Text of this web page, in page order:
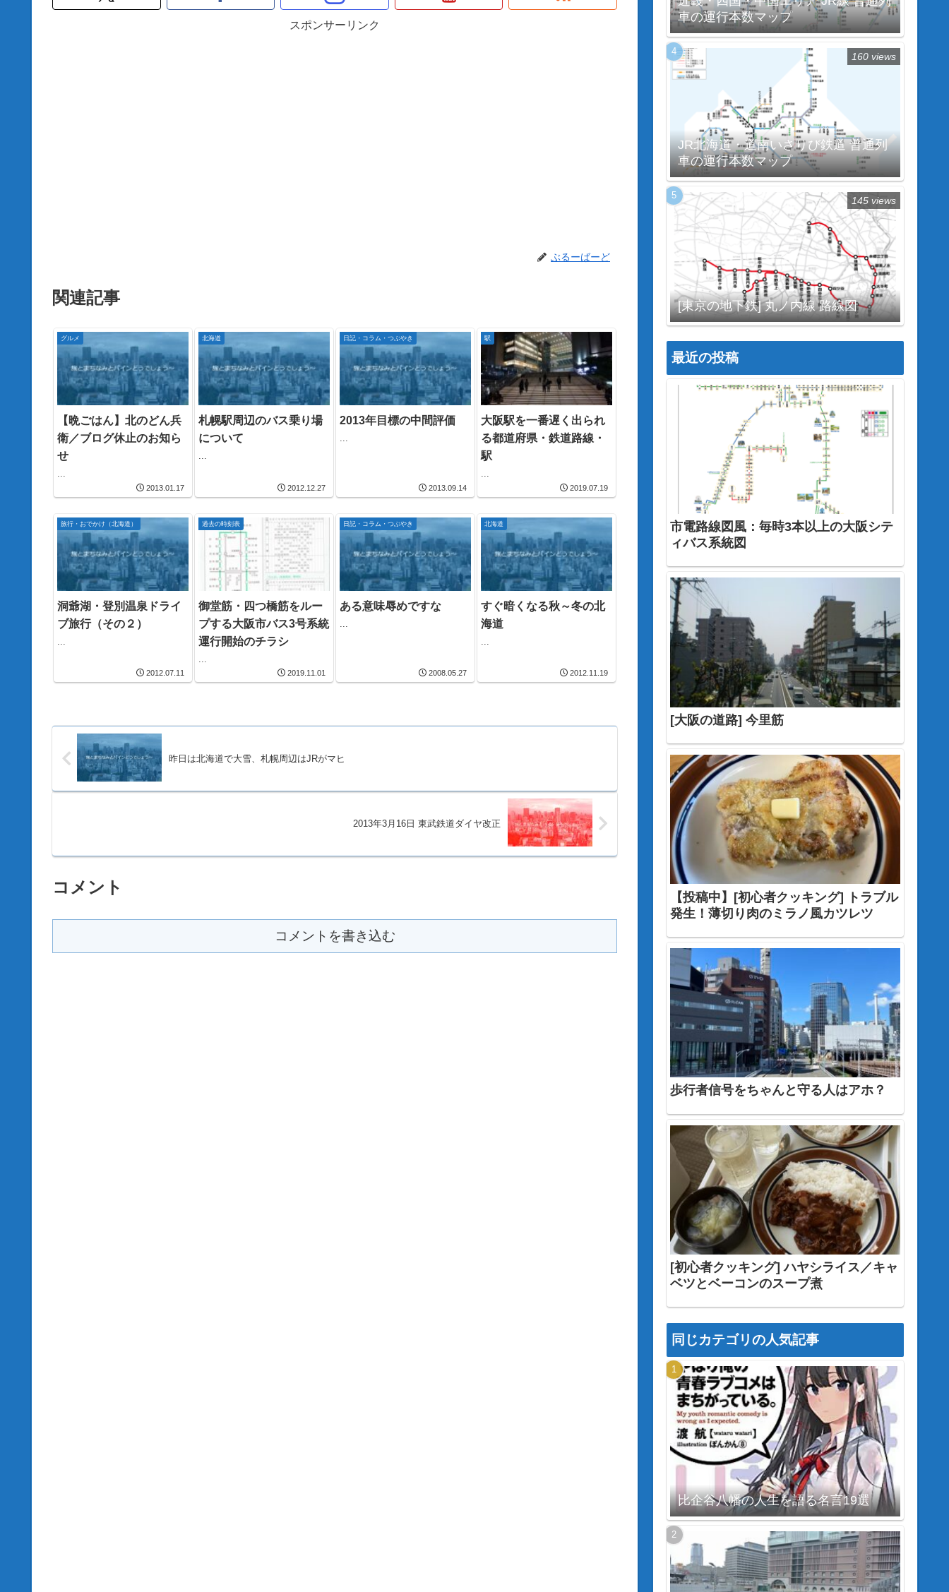
スポンサーリンク
ぶるーばーど
関連記事
グルメ
【晩ごはん】北のどん兵
衛／ブログ休止のお知ら
せ
...
2013.01.17
北海道
札幌駅周辺のバス乗り場
について
...
2012.12.27
日記・コラム・つぶやき
2013年目標の中間評価
...
2013.09.14
駅
大阪駅を一番遅く出られ
る都道府県・鉄道路線・
駅
...
2019.07.19
旅行・おでかけ（北海道）
洞爺湖・登別温泉ドライ
ブ旅行（その２）
...
2012.07.11
過去の時刻表
御堂筋・四つ橋筋をルー
プする大阪市バス3号系統
運行開始のチラシ
...
2019.11.01
日記・コラム・つぶやき
ある意味辱めですな
...
2008.05.27
北海道
すぐ暗くなる秋～冬の北
海道
...
2012.11.19
昨日は北海道で大雪、札幌周辺はJRがマヒ
2013年3月16日 東武鉄道ダイヤ改正
コメント
コメントを書き込む
車の運行本数マップ
JR北海道・道南いさりび鉄道 普通列
車の運行本数マップ
160 views
[東京の地下鉄] 丸ノ内線 路線図
145 views
最近の投稿
市電路線図風：毎時3本以上の大阪シテ
ィバス系統図
[大阪の道路] 今里筋
【投稿中】[初心者クッキング] トラブル
発生！薄切り肉のミラノ風カツレツ
歩行者信号をちゃんと守る人はアホ？
[初心者クッキング] ハヤシライス／キャ
ベツとベーコンのスープ煮
同じカテゴリの人気記事
比企谷八幡の人生を語る名言19選